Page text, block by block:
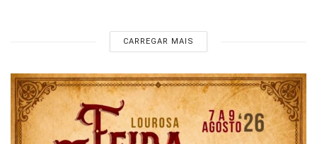
CARREGAR MAIS